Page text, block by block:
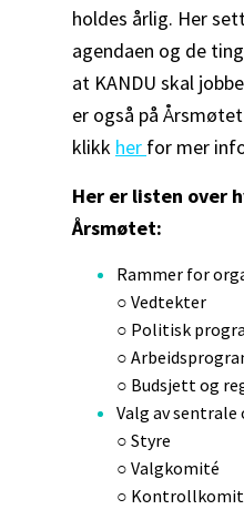
holdes årlig. Her
agendaen og de
at KANDU skal
er også på
klikk her for mer
Her er listen over
Årsmøtet:
Rammer for
○ Vedtekter
○ Politisk
○
○ Budsjett og
Valg av sentrale
○ Styre
○ Valgkomité
○